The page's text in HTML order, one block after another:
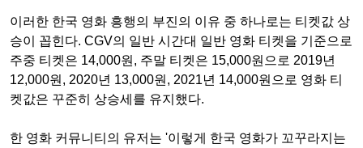
이러한 한국 영화 흥행의 부진의 이유 중 하나로는 티켓값 상
승이 꼽힌다. CGV의 일반 시간대 일반 영화 티켓을 기준으로
주중 티켓은 14,000원, 주말 티켓은 15,000원으로 2019년
12,000원, 2020년 13,000원, 2021년 14,000원으로 영화 티
켓값은 꾸준히 상승세를 유지했다.
한 영화 커뮤니티의 유저는 '이렇게 한국 영화가 꼬꾸라지는